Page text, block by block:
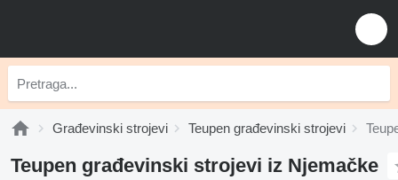
Građevinski strojevi Teupen građevinski strojevi
Teupen građevinski strojevi iz Njemačke